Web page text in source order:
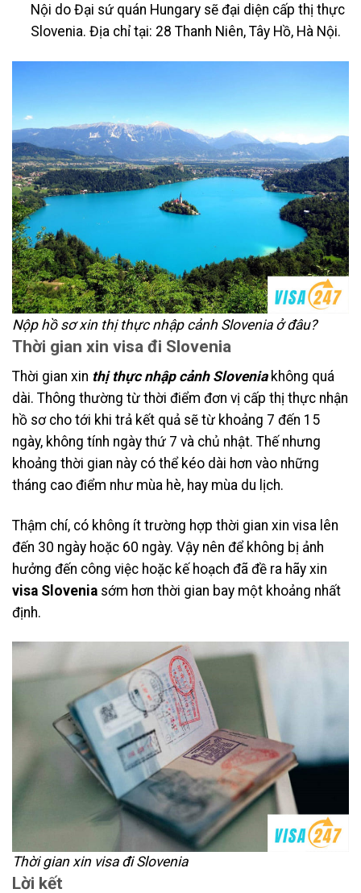
Nội do Đại sứ quán Hungary sẽ đại diện cấp thị thực
Slovenia. Địa chỉ tại: 28 Thanh Niên, Tây Hồ, Hà Nội.
Nộp hồ sơ xin thị thực nhập cảnh Slovenia ở đâu?
Thời gian xin visa đi Slovenia
Thời gian xin thị thực nhập cảnh Sloveniakhông quá
dài. Thông thường từ thời điểm đơn vị cấp thị thực nhận
hồ sơ cho tới khi trả kết quả sẽ từ khoảng 7 đến 15
ngày, không tính ngày thứ 7 và chủ nhật. Thế nhưng
khoảng thời gian này có thể kéo dài hơn vào những
tháng cao điểm như mùa hè, hay mùa du lịch.
Thậm chí, có không ít trường hợp thời gian xin visa lên
đến 30 ngày hoặc 60 ngày. Vậy nên để không bị ảnh
hưởng đến công việc hoặc kế hoạch đã đề ra hãy xin
visa Slovenia sớm hơn thời gian bay một khoảng nhất
định.
Thời gian xin visa đi Slovenia
Lời kết